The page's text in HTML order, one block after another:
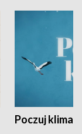
Poczuj klimat